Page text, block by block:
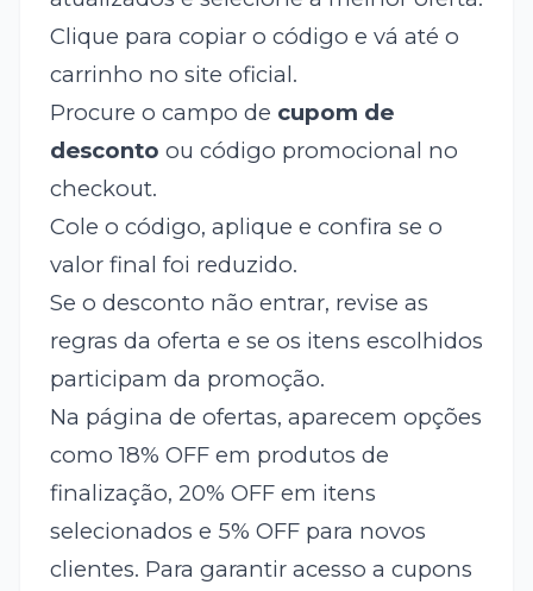
Clique para copiar o código e vá até o
carrinho no site oficial.
Procure o campo de cupom de
desconto ou código promocional no
checkout.
Cole o código, aplique e confira se o
valor final foi reduzido.
Se o desconto não entrar, revise as
regras da oferta e se os itens escolhidos
participam da promoção.
Na página de ofertas, aparecem opções
como 18% OFF em produtos de
finalização, 20% OFF em itens
selecionados e 5% OFF para novos
clientes. Para garantir acesso a cupons